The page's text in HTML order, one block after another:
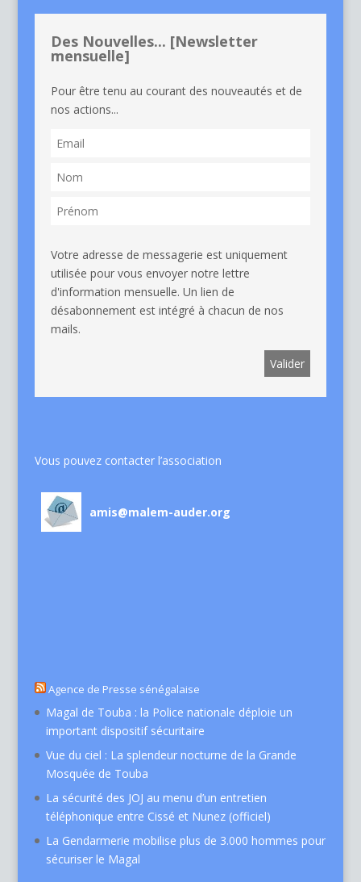
Des Nouvelles... [Newsletter
mensuelle]
Pour être tenu au courant des nouveautés et de
nos actions...
Votre adresse de messagerie est uniquement
utilisée pour vous envoyer notre lettre
d'information mensuelle. Un lien de
désabonnement est intégré à chacun de nos
mails.
Vous pouvez contacter l’association
amis@malem-auder.org
Agence de Presse sénégalaise
Magal de Touba : la Police nationale déploie un
important dispositif sécuritaire
Vue du ciel : La splendeur nocturne de la Grande
Mosquée de Touba
La sécurité des JOJ au menu d’un entretien
téléphonique entre Cissé et Nunez (officiel)
La Gendarmerie mobilise plus de 3.000 hommes pour
sécuriser le Magal